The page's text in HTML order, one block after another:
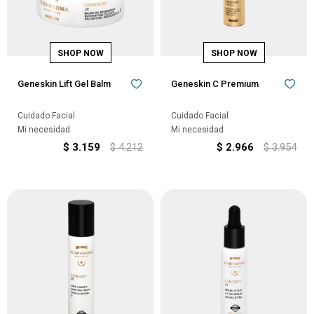
Geneskin Lift Gel Balm
Cuidado Facial
Mi necesidad
$ 3.159 $ 4.212
Geneskin C Premium
Cuidado Facial
Mi necesidad
$ 2.966 $ 3.954